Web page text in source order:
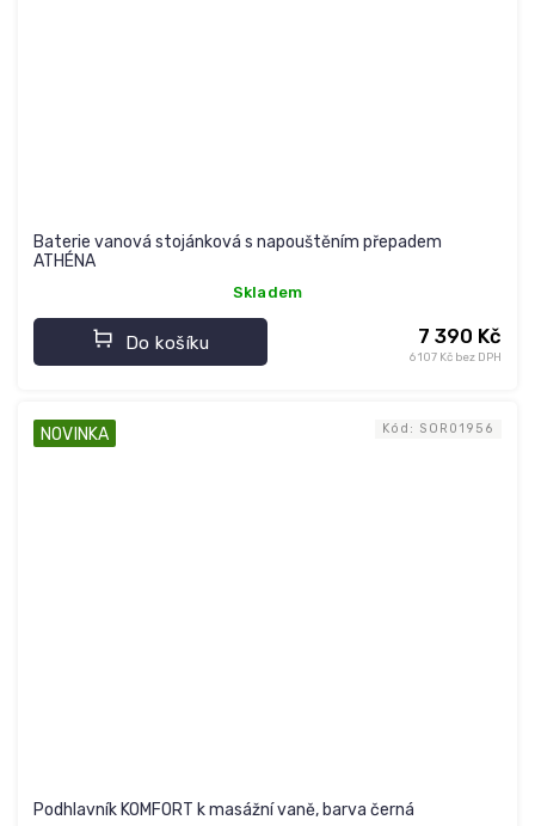
Baterie vanová stojánková s napouštěním přepadem
ATHÉNA
Skladem
6 107 Kč bez DPH
7 390 Kč
Do košíku
NOVINKA
Podhlavník KOMFORT k masážní vaně, barva černá
Kód: SOR01956